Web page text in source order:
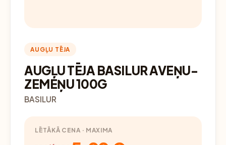
AUGĻU TĒJA
AUGĻU TĒJA BASILUR AVEŅU-
ZEMEŅU 100G
BASILUR
LĒTĀKĀ CENA · MAXIMA